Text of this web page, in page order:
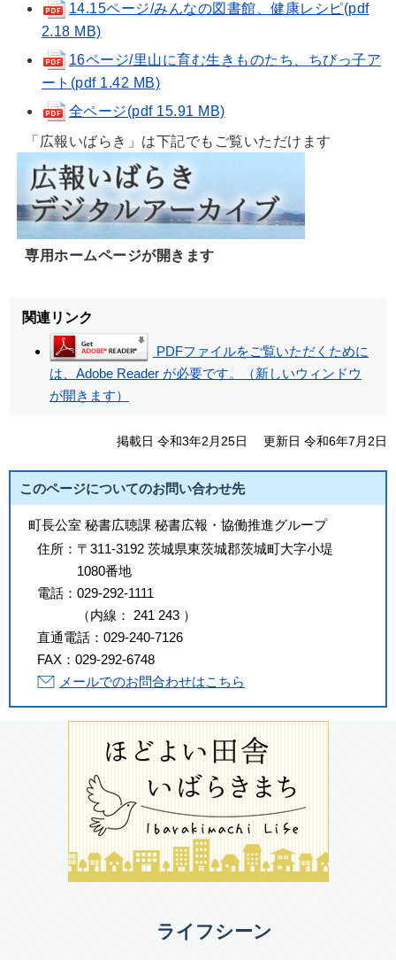
14.15ページ/みんなの図書館、健康レシピ(pdf
2.18 MB)
16ページ/里山に育む生きものたち、ちびっ子ア
ート(pdf 1.42 MB)
全ページ(pdf 15.91 MB)
「広報いばらき」は下記でもご覧いただけます
専用ホームページが開きます
関連リンク
PDFファイルをご覧いただくために
は、Adobe Reader が必要です。（新しいウィンドウ
が開きます）
掲載日 令和3年2月25日 更新日 令和6年7月2日
このページについてのお問い合わせ先
町長公室 秘書広聴課 秘書広報・協働推進グループ
住所： 〒311-3192 茨城県東茨城郡茨城町大字小堤
1080番地
電話： 029-292-1111
（内線 ： 241 243 ）
直通電話： 029-240-7126
FAX： 029-292-6748
メールでのお問合わせはこちら
ライフシーン